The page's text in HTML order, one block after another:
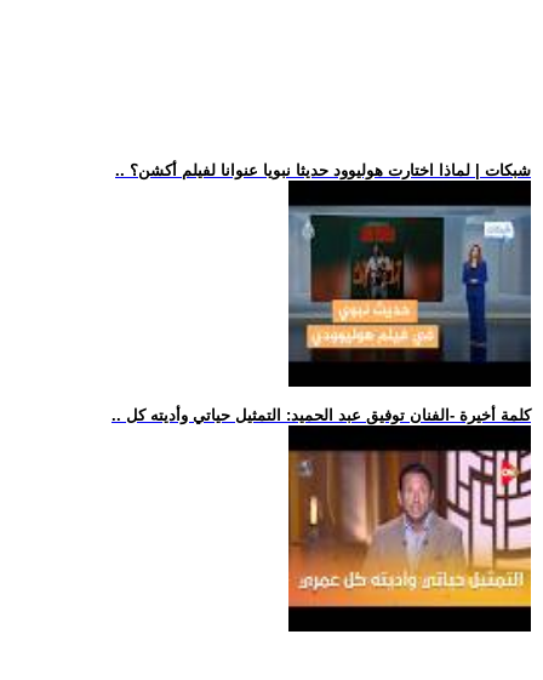
.. شبكات | لماذا اختارت هوليوود حديثا نبويا عنوانا لفيلم أكشن؟
.. كلمة أخيرة -الفنان توفيق عبد الحميد: التمثيل حياتي وأديته كل